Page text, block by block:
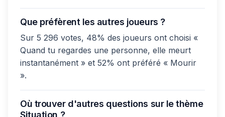
Que préfèrent les autres joueurs ?
Sur 5 296 votes, 48% des joueurs ont choisi «
Quand tu regardes une personne, elle meurt
instantanément » et 52% ont préféré « Mourir
».
Où trouver d'autres questions sur le thème
Situation ?